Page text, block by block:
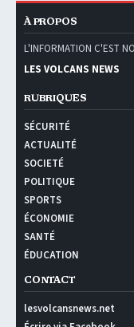
À PROPOS
L'INFORMATION C'EST
LES VOLCANS NEWS
RUBRIQUES
SÉCURITÉ
ACTUALITÉ
SOCIETÉ
POLITIQUE
SPORTS
ÉCONOMIE
SANTÉ
ÉDUCATION
CONTACT
lesvolcansnews.net